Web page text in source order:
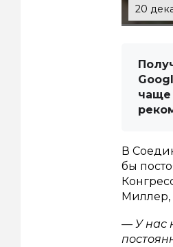
20
чаще
В
бы
Миллер,
— У нас